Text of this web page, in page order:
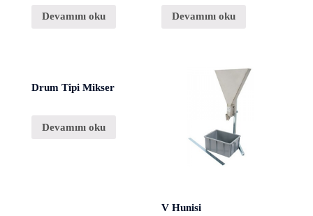
Devamını oku Devamını oku
Drum Tipi Mikser
Devamını oku
V Hunisi